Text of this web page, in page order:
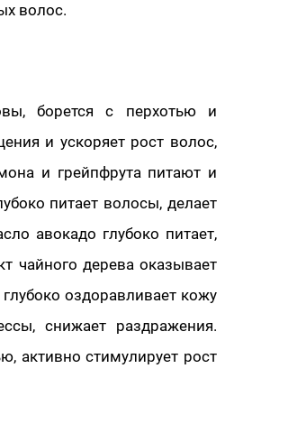
волос.
борется с перхотью и
и ускоряет рост волос,
и грейпфрута питают и
питает волосы, делает
авокадо глубоко питает,
чайного дерева оказывает
оздоравливает кожу
снижает раздражения.
активно стимулирует рост